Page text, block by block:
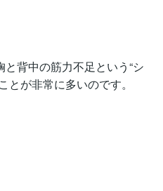
背中の筋力不足という“シ
とが非常に多いのです。